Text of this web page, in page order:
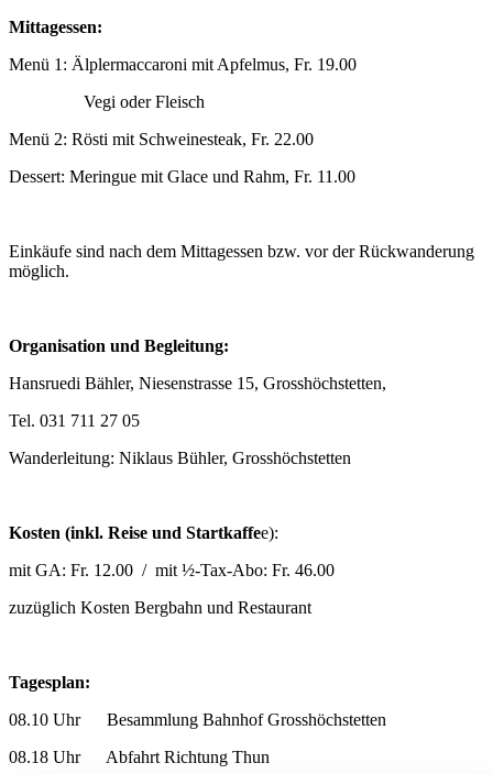
Mittagessen:
Menü 1: Älplermaccaroni mit Apfelmus, Fr. 19.00
Vegi oder Fleisch
Menü 2: Rösti mit Schweinesteak, Fr. 22.00
Dessert: Meringue mit Glace und Rahm, Fr. 11.00
Einkäufe sind nach dem Mittagessen bzw. vor der Rückwanderung
möglich.
Organisation und Begleitung:
Hansruedi Bähler, Niesenstrasse 15, Grosshöchstetten,
Tel. 031 711 27 05
Wanderleitung: Niklaus Bühler, Grosshöchstetten
Kosten (inkl. Reise und Startkaffee):
mit GA: Fr. 12.00 / mit ½-Tax-Abo: Fr. 46.00
zuzüglich Kosten Bergbahn und Restaurant
Tagesplan:
08.10 Uhr Besammlung Bahnhof Grosshöchstetten
08.18 Uhr Abfahrt Richtung Thun